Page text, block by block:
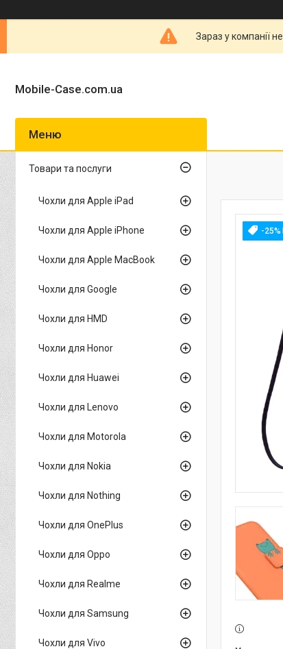
Зараз у компанії
Mobile-Case.com.ua
-
Товари та послуги
Чохли для Apple iPad
Чохли для Apple iPhone
Чохли для Apple MacBook
Чохли для Google
Чохли для HMD
Чохли для Honor
Чохли для Huawei
Чохли для Lenovo
Чохли для Motorola
Чохли для Nokia
Чохли для Nothing
Чохли для OnePlus
Чохли для Oppo
Чохли для Realme
Чохли для Samsung
Чохли для Vivo